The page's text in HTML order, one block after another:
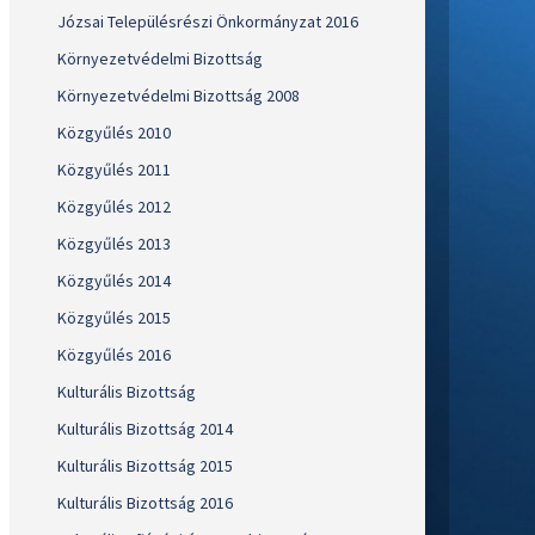
Józsai Településrészi Önkormányzat 2016
Környezetvédelmi Bizottság
Környezetvédelmi Bizottság 2008
Közgyűlés 2010
Közgyűlés 2011
Közgyűlés 2012
Közgyűlés 2013
Közgyűlés 2014
Közgyűlés 2015
Közgyűlés 2016
Kulturális Bizottság
Kulturális Bizottság 2014
Kulturális Bizottság 2015
Kulturális Bizottság 2016